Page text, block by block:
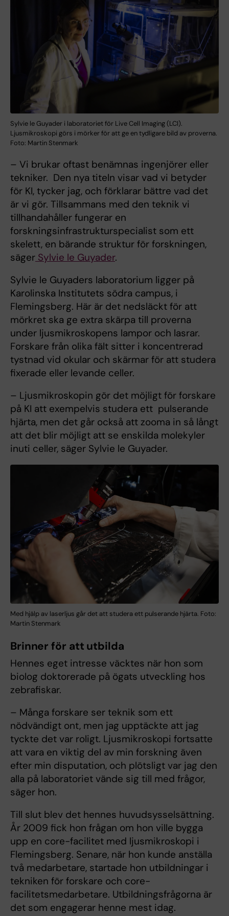
Sylvie le Guyader i laboratoriet för Live Cell Imaging (LCI).
Ljusmikroskopi görs i mörker för att ge en tydligare bild av proverna.
Foto: Martin Stenmark
– Vi brukar oftast benämnas ingenjörer eller
tekniker. Den nya titeln visar vad vi betyder
för KI, tycker jag, och förklarar bättre vad det
är vi gör. Tillsammans med den teknik vi
tillhandahåller fungerar en
forskningsinfrastrukturspecialist som ett
skelett, en bärande struktur för forskningen,
säger Sylvie le Guyader.
Sylvie le Guyaders laboratorium ligger på
Karolinska Institutets södra campus, i
Flemingsberg. Här är det nedsläckt för att
mörkret ska ge extra skärpa till proverna
under ljusmikroskopens lampor och lasrar.
Forskare från olika fält sitter i koncentrerad
tystnad vid okular och skärmar för att studera
fixerade eller levande celler.
– Ljusmikroskopin gör det möjligt för forskare
på KI att exempelvis studera ett pulserande
hjärta, men det går också att zooma in så långt
att det blir möjligt att se enskilda molekyler
inuti celler, säger Sylvie le Guyader.
Med hjälp av laserljus går det att studera ett pulserande hjärta. Foto:
Martin Stenmark
Brinner för att utbilda
Hennes eget intresse väcktes när hon som
biolog doktorerade på ögats utveckling hos
zebrafiskar.
– Många forskare ser teknik som ett
nödvändigt ont, men jag upptäckte att jag
tyckte det var roligt. Ljusmikroskopi fortsatte
att vara en viktig del av min forskning även
efter min disputation, och plötsligt var jag den
alla på laboratoriet vände sig till med frågor,
säger hon.
Till slut blev det hennes huvudsysselsättning.
År 2009 fick hon frågan om hon ville bygga
upp en core-facilitet med ljusmikroskopi i
Flemingsberg. Senare, när hon kunde anställa
två medarbetare, startade hon utbildningar i
tekniken för forskare och core-
facilitetsmedarbetare. Utbildningsfrågorna är
det som engagerar henne mest idag.